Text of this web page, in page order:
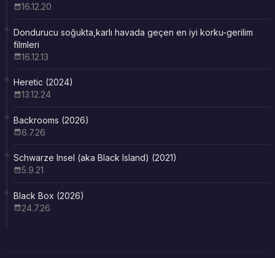
16.12.20
Dondurucu soğukta,karlı havada geçen en iyi korku-gerilim
filmleri
16.12.13
Heretic (2024)
13.12.24
Backrooms (2026)
6.7.26
Schwarze Insel (aka Black Island) (2021)
5.9.21
Black Box (2026)
24.7.26